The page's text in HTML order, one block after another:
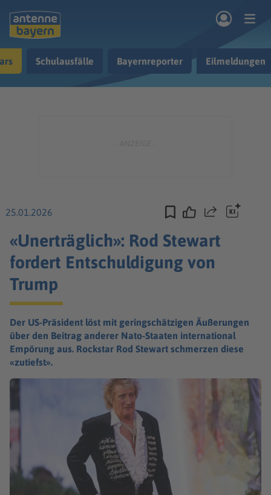
Ratgeber
Schulausfälle Bayernreporter Eilmeldungen
25.01.2026 Teilen
«Unerträglich»: Rod Stewart
fordert Entschuldigung von
Trump
Der US-Präsident löst mit geringschätzigen Äußerungen
über den Beitrag anderer Nato-Staaten international
Empörung aus. Rockstar Rod Stewart schmerzen diese
«zutiefst».